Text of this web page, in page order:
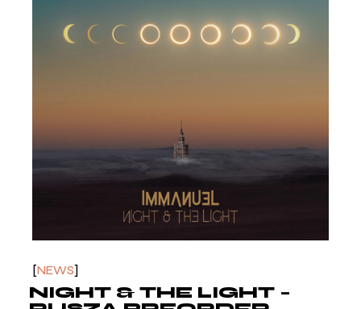
NEWS
NIGHT & THE LIGHT –